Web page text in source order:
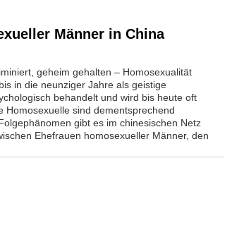
Männer in China
geheim gehalten – Homosexualität
in die neunziger Jahre als geistige
behandelt und wird bis heute oft
Homosexuelle sind dementsprechend
gibt es im chinesischen Netz
Ehefrauen homosexueller Männer, den